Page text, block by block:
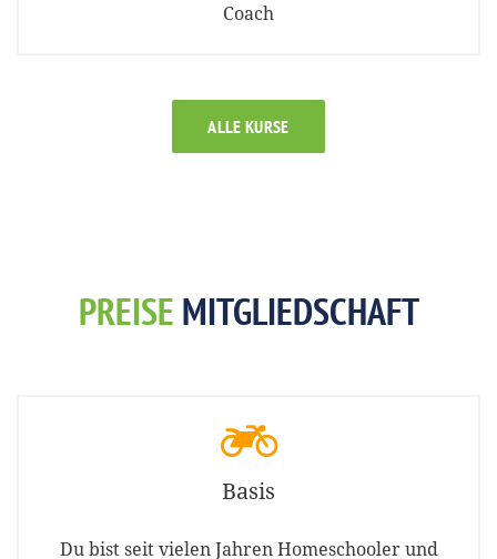
Coach
ALLE KURSE
PREISE MITGLIEDSCHAFT
Basis
Du bist seit vielen Jahren Homeschooler und